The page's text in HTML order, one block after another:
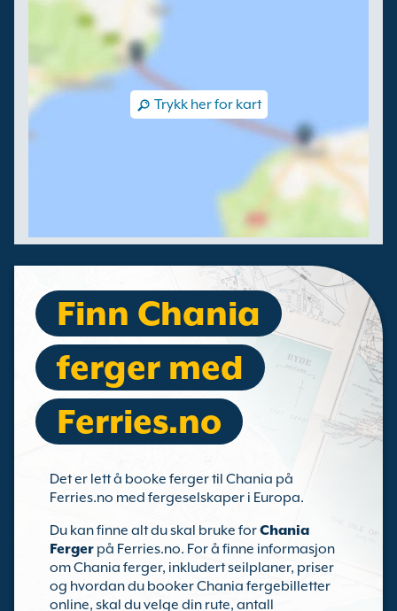
Trykk her for kart
Finn Chania
ferger med
Ferries.no
Det er lett å booke ferger til Chania på
Ferries.no med fergeselskaper i Europa.
Du kan finne alt du skal bruke forChania
Ferger på Ferries.no. For å finne informasjon
om Chania ferger, inkludert seilplaner, priser
og hvordan du booker Chania fergebilletter
online, skal du velge din rute, antall